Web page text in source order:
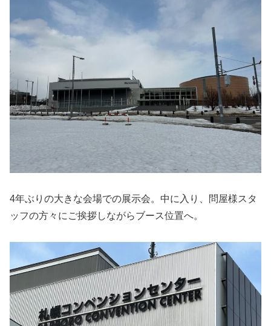
4年ぶりの大きな会場での展示会。中に入り、問屋様スタ
ッフの方々にご挨拶しながらブース位置へ。